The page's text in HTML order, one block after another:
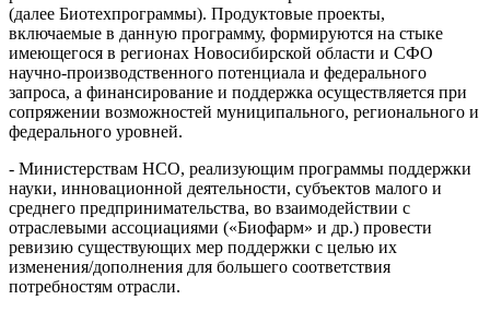
(далее Биотехпрограммы). Продуктовые проекты,
включаемые в данную программу, формируются на стыке
имеющегося в регионах Новосибирской области и СФО
научно-производственного потенциала и федерального
запроса, а финансирование и поддержка осуществляется при
сопряжении возможностей муниципального, регионального и
федерального уровней.
- Министерствам НСО, реализующим программы поддержки
науки, инновационной деятельности, субъектов малого и
среднего предпринимательства, во взаимодействии с
отраслевыми ассоциациями («Биофарм» и др.) провести
ревизию существующих мер поддержки с целью их
изменения/дополнения для большего соответствия
потребностям отрасли.